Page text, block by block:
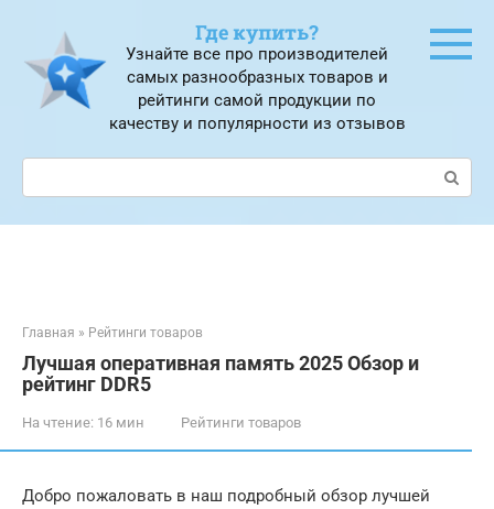
контенту
Где купить?
Узнайте все про производителей
самых разнообразных товаров и
рейтинги самой продукции по
качеству и популярности из отзывов
Поиск:
Главная » Рейтинги товаров
Лучшая оперативная память 2025 Обзор и
рейтинг DDR5
На чтение: 16 мин Рейтинги товаров
Добро пожаловать в наш подробный обзор лучшей